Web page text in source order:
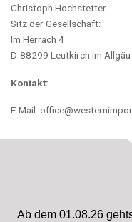
Christoph Hochstetter
Sitz der Gesellschaft:
Im Herrach 4
D-88299 Leutkirch im Allgäu
Kontakt:
E-Mail:
Ab dem 01.08.26